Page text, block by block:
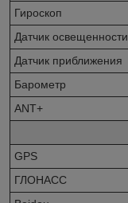
Гироскоп
Датчик освещенности
Датчик приближения
Барометр
ANT+
GPS
ГЛОНАСС